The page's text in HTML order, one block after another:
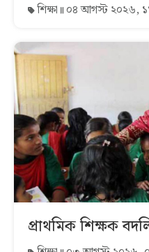
শিক্ষা ০৪ আগস্ট ২০২৬,
প্রাথমিক শিক্ষক